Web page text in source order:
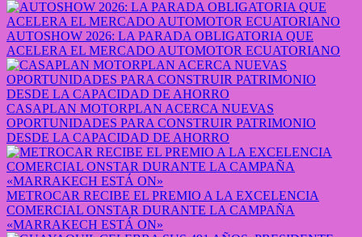
AUTOSHOW 2026: LA PARADA OBLIGATORIA QUE
ACELERA EL MERCADO AUTOMOTOR ECUATORIANO
CASAPLAN MOTORPLAN ACERCA NUEVAS
OPORTUNIDADES PARA CONSTRUIR PATRIMONIO
DESDE LA CAPACIDAD DE AHORRO
METROCAR RECIBE EL PREMIO A LA EXCELENCIA
COMERCIAL ONSTAR DURANTE LA CAMPAÑA
«MARRAKECH ESTÁ ON»